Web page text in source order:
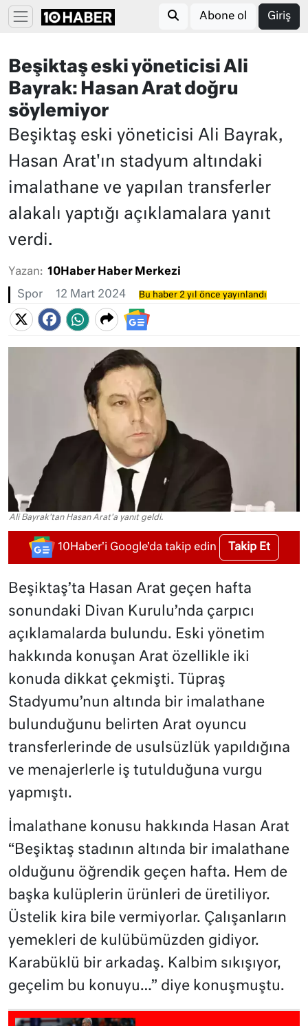
Abone ol Giriş
Beşiktaş eski yöneticisi Ali
Bayrak: Hasan Arat doğru
söylemiyor
Beşiktaş eski yöneticisi Ali Bayrak,
Hasan Arat'ın stadyum altındaki
imalathane ve yapılan transferler
alakalı yaptığı açıklamalara yanıt
verdi.
Yazan: 10Haber Haber Merkezi
Spor 12 Mart 2024 Bu haber 2 yıl önce yayınlandı
Ali Bayrak'tan Hasan Arat'a yanıt geldi.
10Haber'i Google'da takip edin Takip Et
Beşiktaş’ta Hasan Arat geçen hafta
sonundaki Divan Kurulu’nda çarpıcı
açıklamalarda bulundu. Eski yönetim
hakkında konuşan Arat özellikle iki
konuda dikkat çekmişti. Tüpraş
Stadyumu’nun altında bir imalathane
bulunduğunu belirten Arat oyuncu
transferlerinde de usulsüzlük yapıldığına
ve menajerlerle iş tutulduğuna vurgu
yapmıştı.
İmalathane konusu hakkında Hasan Arat
“Beşiktaş stadının altında bir imalathane
olduğunu öğrendik geçen hafta. Hem de
başka kulüplerin ürünleri de üretiliyor.
Üstelik kira bile vermiyorlar. Çalışanların
yemekleri de kulübümüzden gidiyor.
Karabüklü bir arkadaş. Kalbim sıkışıyor,
geçelim bu konuyu…” diye konuşmuştu.